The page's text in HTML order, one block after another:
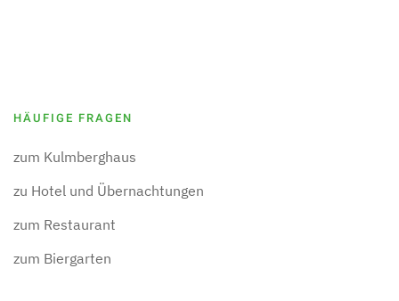
HÄUFIGE FRAGEN
zum Kulmberghaus
zu Hotel und Übernachtungen
zum Restaurant
zum Biergarten